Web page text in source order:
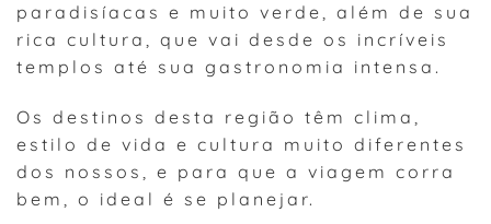
paradisíacas e muito verde, além de sua
rica cultura, que vai desde os incríveis
templos até sua gastronomia intensa.
Os destinos desta região têm clima,
estilo de vida e cultura muito diferentes
dos nossos, e para que a viagem corra
bem, o ideal é se planejar.